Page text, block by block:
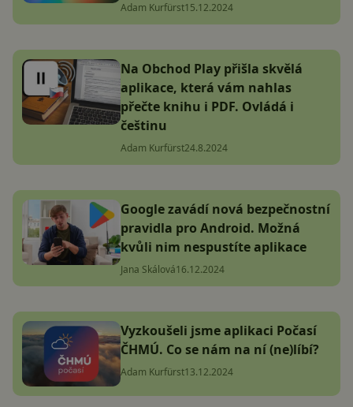
Adam Kurfürst15.12.2024
Na Obchod Play přišla skvělá
aplikace, která vám nahlas
přečte knihu i PDF. Ovládá i
češtinu
Adam Kurfürst24.8.2024
Google zavádí nová bezpečnostní
pravidla pro Android. Možná
kvůli nim nespustíte aplikace
Jana Skálová16.12.2024
Vyzkoušeli jsme aplikaci Počasí
ČHMÚ. Co se nám na ní (ne)líbí?
Adam Kurfürst13.12.2024